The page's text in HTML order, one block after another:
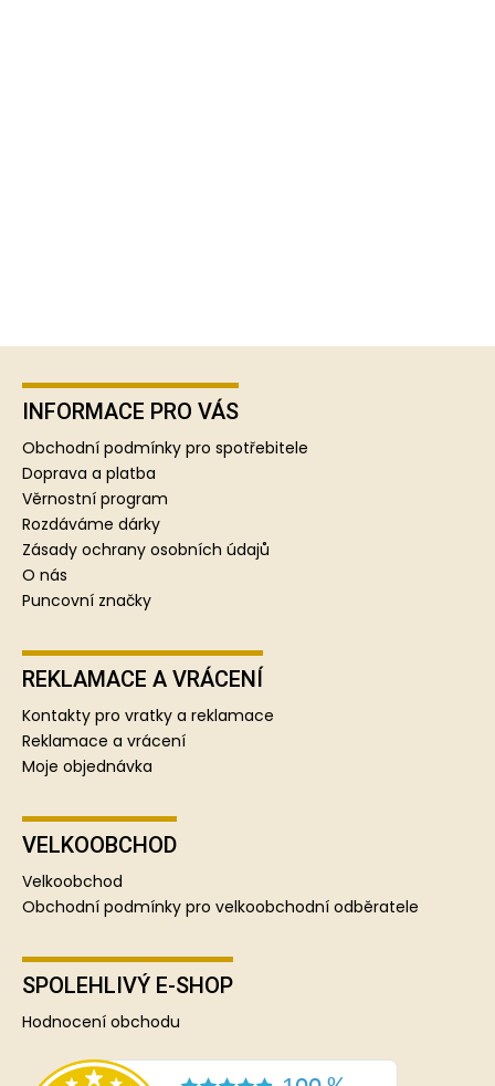
Z
INFORMACE PRO VÁS
Obchodní podmínky pro spotřebitele
Doprava a platba
Věrnostní program
Rozdáváme dárky
Zásady ochrany osobních údajů
O nás
Puncovní značky
REKLAMACE A VRÁCENÍ
Kontakty pro vratky a reklamace
Reklamace a vrácení
Moje objednávka
VELKOOBCHOD
Velkoobchod
Obchodní podmínky pro velkoobchodní odběratele
SPOLEHLIVÝ E-SHOP
Hodnocení obchodu